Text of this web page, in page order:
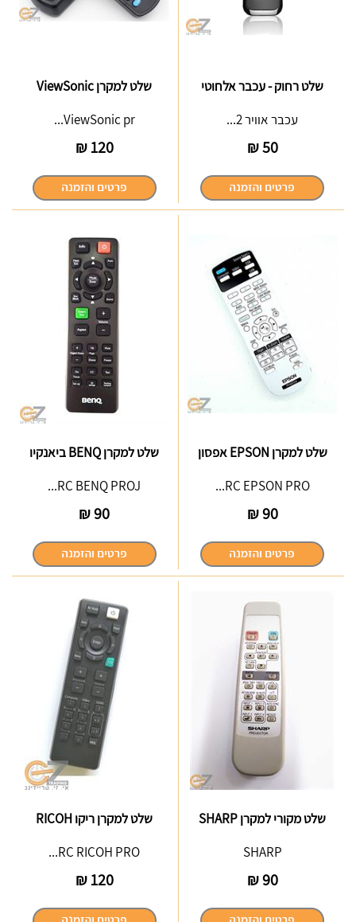
שלט רחוק - עכבר אלחוטי
עכבר אוויר 2...
50
₪
שלט למקרן ViewSonic
ViewSonic pr...
120
₪
שלט למקרן EPSON אפסון
RC EPSON PRO...
90
₪
שלט למקרן BENQ ביאנקיו
RC BENQ PROJ...
90
₪
שלט מקורי למקרן SHARP
SHARP
90
₪
שלט למקרן ריקו RICOH
RC RICOH PRO...
120
₪